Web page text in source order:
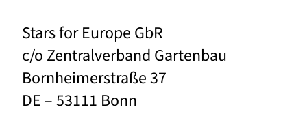
Stars for Europe GbR
c/o Zentralverband Gartenbau
Bornheimerstraße 37
DE – 53111 Bonn